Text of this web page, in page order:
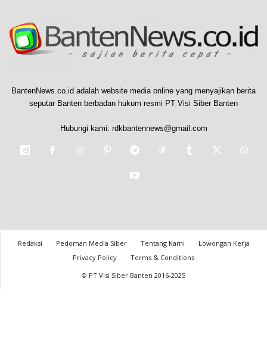
BantenNews.co.id adalah website media online yang menyajikan berita
seputar Banten berbadan hukum resmi PT Visi Siber Banten
Hubungi kami: rdkbantennews@gmail.com
Redaksi Pedoman Media Siber Tentang Kami
Lowongan Kerja
Privacy Policy
Terms & Conditions
© PT Visi Siber Banten 2016-2025